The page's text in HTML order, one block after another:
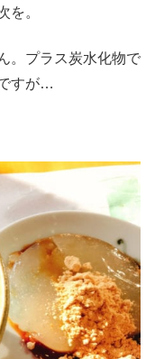
を。
。プラス炭水化物で
すが…